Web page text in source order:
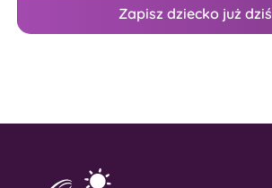
Zapisz dziecko już dziś